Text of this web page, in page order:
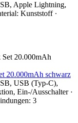
Apple Lightning,
Kunststoff ·
20.000mAh schwarz
USB (Typ-C),
Ein-/Ausschalter ·
3